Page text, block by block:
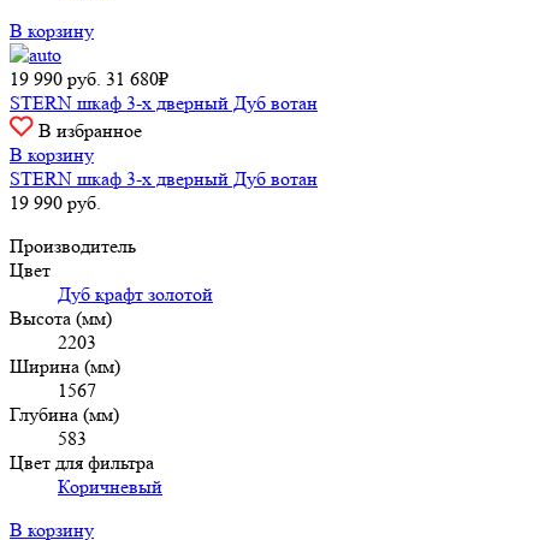
В корзину
19 990 руб. 31 680₽
STERN шкаф 3-х дверный Дуб вотан
В избранное
В корзину
STERN шкаф 3-х дверный Дуб вотан
19 990 руб.
Производитель
Цвет
Дуб крафт золотой
Высота (мм)
2203
Ширина (мм)
1567
Глубина (мм)
583
Цвет для фильтра
Коричневый
В корзину